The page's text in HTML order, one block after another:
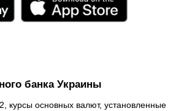
банка Украины
курсы основных валют, установленные